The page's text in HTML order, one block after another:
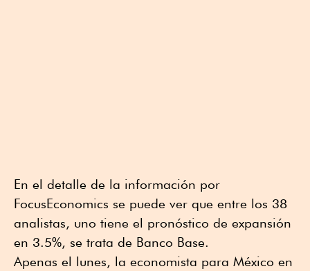
En el detalle de la información por
FocusEconomics se puede ver que entre los 38
analistas, uno tiene el pronóstico de expansión
en 3.5%, se trata de Banco Base.
Apenas el lunes, la economista para México en